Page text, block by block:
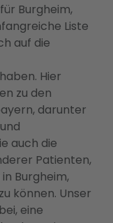
Burgheim,
Liste
auf die
Hier
zu den
darunter
auch die
Patienten,
Burgheim,
können. Unser
eine